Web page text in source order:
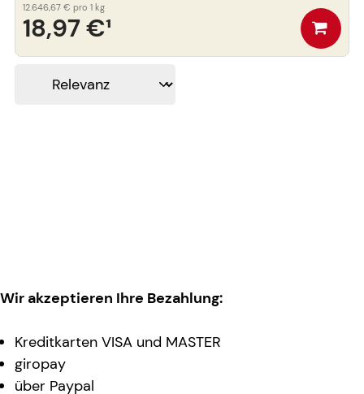
18,97 €¹
12.646,67 € pro 1 kg
Wir akzeptieren Ihre Bezahlung:
Kreditkarten VISA und MASTER
giropay
über Paypal